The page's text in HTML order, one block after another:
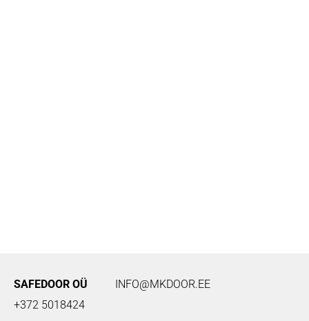
SAFEDOOR OÜ
INFO@MKDOOR.EE
+372 5018424